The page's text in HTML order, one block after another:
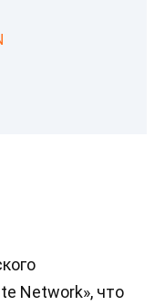
Network», что